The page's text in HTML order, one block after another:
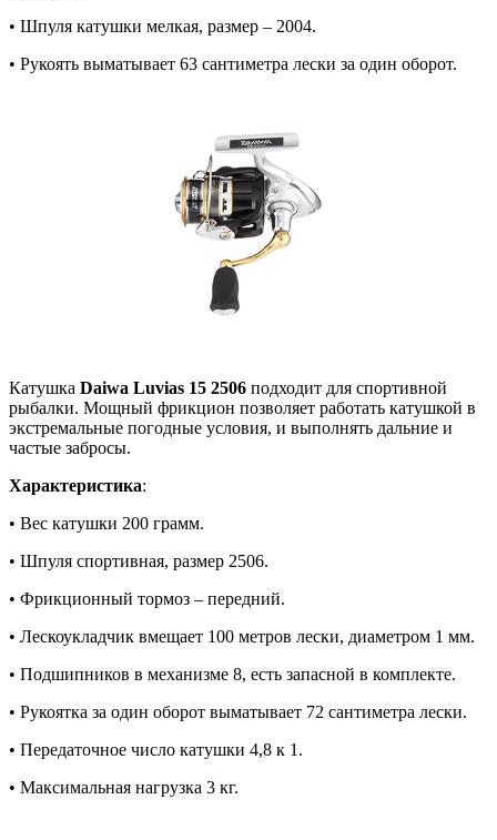
• Шпуля катушки мелкая, размер – 2004.
• Рукоять выматывает 63 сантиметра лески за один оборот.
Катушка Daiwa Luvias 15 2506 подходит для спортивной
рыбалки. Мощный фрикцион позволяет работать катушкой в
экстремальные погодные условия, и выполнять дальние и
частые забросы.
Характеристика:
• Вес катушки 200 грамм.
• Шпуля спортивная, размер 2506.
• Фрикционный тормоз – передний.
• Лескоукладчик вмещает 100 метров лески, диаметром 1 мм.
• Подшипников в механизме 8, есть запасной в комплекте.
• Рукоятка за один оборот выматывает 72 сантиметра лески.
• Передаточное число катушки 4,8 к 1.
• Максимальная нагрузка 3 кг.